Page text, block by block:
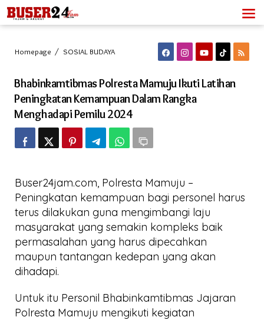
Lewati
ke
konten
Homepage / SOSIAL BUDAYABhabinkamtibmas
Ikuti
Latihan
Peningkatan
Kemampuan
Rangka
Menghadapi
Bhabinkamtibmas Polresta Mamuju Ikuti Latihan
Peningkatan Kemampuan Dalam Rangka
Menghadapi Pemilu 2024
Buser24jam.com, Polresta Mamuju –
Peningkatan kemampuan bagi personel harus
terus dilakukan guna mengimbangi laju
masyarakat yang semakin kompleks baik
permasalahan yang harus dipecahkan
maupun tantangan kedepan yang akan
dihadapi.
Untuk itu Personil Bhabinkamtibmas Jajaran
Polresta Mamuju mengikuti kegiatan